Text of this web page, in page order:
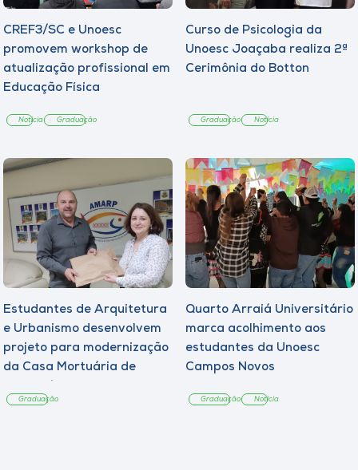
CREF3/SC e Unoesc
promovem workshop de
atualização profissional em
Educação Física
Notícia Graduação
Curso de Psicologia da
Unoesc Joaçaba realiza 2ª
Cerimônia do Botton
Graduação Notícia
Estudantes de Arquitetura
e Urbanismo desenvolvem
projeto para modernização
da Casa Mortuária de
Graduação
Quarto Arraiá Universitário
marca acolhimento aos
estudantes da Unoesc
Campos Novos
Graduação Notícia